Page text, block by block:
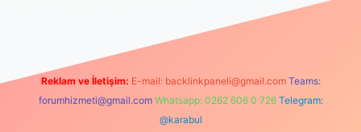
Reklam ve İletişim: E-mail: backlinkpaneli@gmail.com Teams:
forumhizmeti@gmail.com Whatsapp: 0262 606 0 726 Telegram:
@karabul